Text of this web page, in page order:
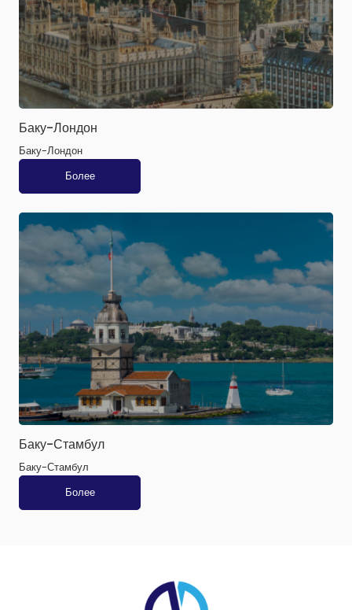
Баку-Лондон
Баку-Лондон
Более
Баку-Стамбул
Баку-Стамбул
Более